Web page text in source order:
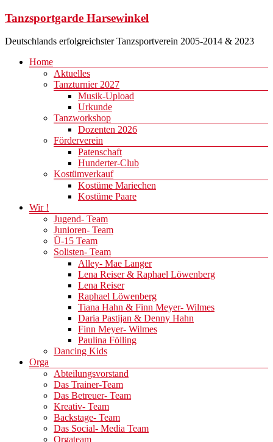
Zum
springen
Tanzsportgarde Harsewinkel
Deutschlands erfolgreichster Tanzsportverein 2005-2014 & 2023
Menü
Home
Aktuelles
Tanzturnier 2027
Musik-Upload
Urkunde
Tanzworkshop
Dozenten 2026
Förderverein
Patenschaft
Hunderter-Club
Kostümverkauf
Kostüme Mariechen
Kostüme Paare
Wir !
Jugend- Team
Junioren- Team
Ü-15 Team
Solisten- Team
Alley- Mae Langer
Lena Reiser & Raphael Löwenberg
Lena Reiser
Raphael Löwenberg
Tiana Hahn & Finn Meyer- Wilmes
Daria Pastijan & Denny Hahn
Finn Meyer- Wilmes
Paulina Fölling
Dancing Kids
Orga
Abteilungsvorstand
Das Trainer-Team
Das Betreuer- Team
Kreativ- Team
Backstage- Team
Das Social- Media Team
Orgateam